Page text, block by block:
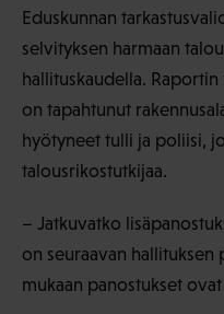
Eduskunnan
selvityksen harmaan
hallituskaudella.
on tapahtunut
hyötyneet tulli ja poliisi,
talousrikostutkijaa.
– Jatkuvatko
on seuraavan hallituksen
mukaan panostukset